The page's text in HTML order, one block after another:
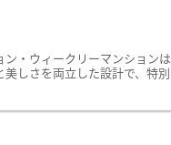
・ウィークリーマンション
しさを両立した設計で、特